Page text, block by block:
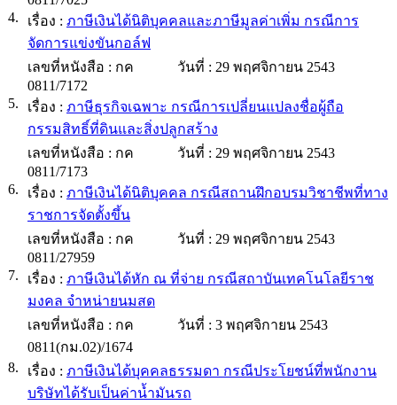
4. เรื่อง : ภาษีเงินได้นิติบุคคลและภาษีมูลค่าเพิ่ม กรณีการ
จัดการแข่งขันกอล์ฟ
เลขที่หนังสือ : กค
0811/7172
วันที่ : 29 พฤศจิกายน 2543
5. เรื่อง : ภาษีธุรกิจเฉพาะ กรณีการเปลี่ยนแปลงชื่อผู้ถือ
กรรมสิทธิ์ที่ดินและสิ่งปลูกสร้าง
เลขที่หนังสือ : กค
0811/7173
วันที่ : 29 พฤศจิกายน 2543
6. เรื่อง : ภาษีเงินได้นิติบุคคล กรณีสถานฝึกอบรมวิชาชีพที่ทาง
ราชการจัดตั้งขึ้น
เลขที่หนังสือ : กค
0811/27959
วันที่ : 29 พฤศจิกายน 2543
7. เรื่อง : ภาษีเงินได้หัก ณ ที่จ่าย กรณีสถาบันเทคโนโลยีราช
มงคล จำหน่ายนมสด
เลขที่หนังสือ : กค
0811(กม.02)/1674
วันที่ : 3 พฤศจิกายน 2543
8. เรื่อง : ภาษีเงินได้บุคคลธรรมดา กรณีประโยชน์ที่พนักงาน
บริษัทได้รับเป็นค่าน้ำมันรถ